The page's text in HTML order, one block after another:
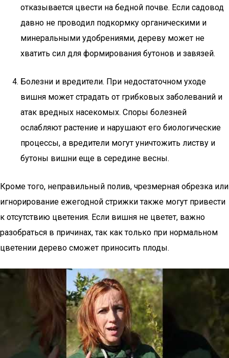
отказывается цвести на бедной почве. Если садовод
давно не проводил подкормку органическими и
минеральными удобрениями, дереву может не
хватить сил для формирования бутонов и завязей.
Болезни и вредители. При недостаточном уходе
вишня может страдать от грибковых заболеваний и
атак вредных насекомых. Споры болезней
ослабляют растение и нарушают его биологические
процессы, а вредители могут уничтожить листву и
бутоны вишни еще в середине весны.
Кроме того, неправильный полив, чрезмерная обрезка или
игнорирование ежегодной стрижки также могут привести
к отсутствию цветения. Если вишня не цветет, важно
разобраться в причинах, так как только при нормальном
цветении дерево сможет приносить плоды.